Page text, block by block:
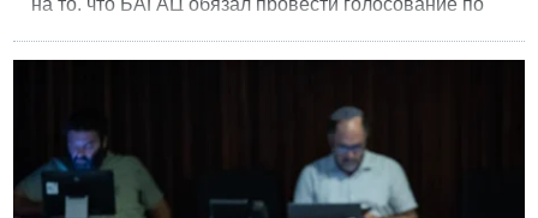
на то, что БАГАЦ обязал провести голосование по